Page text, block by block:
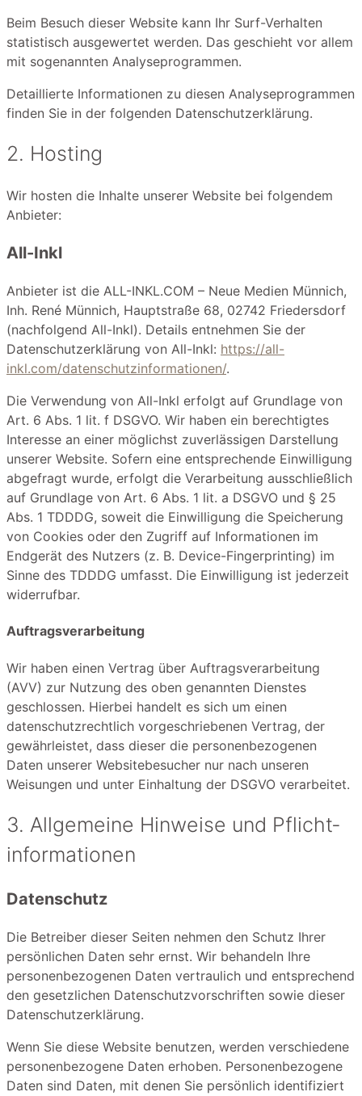
Beim Besuch dieser Website kann Ihr Surf-Verhalten
statistisch ausgewertet werden. Das geschieht vor allem
mit sogenannten Analyseprogrammen.
Detaillierte Informationen zu diesen Analyseprogrammen
finden Sie in der folgenden Datenschutzerklärung.
2. Hosting
Wir hosten die Inhalte unserer Website bei folgendem
Anbieter:
All-Inkl
Anbieter ist die ALL-INKL.COM – Neue Medien Münnich,
Inh. René Münnich, Hauptstraße 68, 02742 Friedersdorf
(nachfolgend All-Inkl). Details entnehmen Sie der
Datenschutzerklärung von All-Inkl: https://all-
inkl.com/datenschutzinformationen/.
Die Verwendung von All-Inkl erfolgt auf Grundlage von
Art. 6 Abs. 1 lit. f DSGVO. Wir haben ein berechtigtes
Interesse an einer möglichst zuverlässigen Darstellung
unserer Website. Sofern eine entsprechende Einwilligung
abgefragt wurde, erfolgt die Verarbeitung ausschließlich
auf Grundlage von Art. 6 Abs. 1 lit. a DSGVO und § 25
Abs. 1 TDDDG, soweit die Einwilligung die Speicherung
von Cookies oder den Zugriff auf Informationen im
Endgerät des Nutzers (z. B. Device-Fingerprinting) im
Sinne des TDDDG umfasst. Die Einwilligung ist jederzeit
widerrufbar.
Auftragsverarbeitung
Wir haben einen Vertrag über Auftragsverarbeitung
(AVV) zur Nutzung des oben genannten Dienstes
geschlossen. Hierbei handelt es sich um einen
datenschutzrechtlich vorgeschriebenen Vertrag, der
gewährleistet, dass dieser die personenbezogenen
Daten unserer Websitebesucher nur nach unseren
Weisungen und unter Einhaltung der DSGVO verarbeitet.
3. Allgemeine Hinweise und Pflicht­
informationen
Datenschutz
Die Betreiber dieser Seiten nehmen den Schutz Ihrer
persönlichen Daten sehr ernst. Wir behandeln Ihre
personenbezogenen Daten vertraulich und entsprechend
den gesetzlichen Datenschutzvorschriften sowie dieser
Datenschutzerklärung.
Wenn Sie diese Website benutzen, werden verschiedene
personenbezogene Daten erhoben. Personenbezogene
Daten sind Daten, mit denen Sie persönlich identifiziert